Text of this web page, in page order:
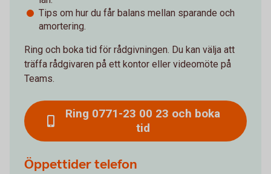
Tips om hur du får balans mellan sparande och
amortering.
Ring och boka tid för rådgivningen. Du kan välja att
träffa rådgivaren på ett kontor eller videomöte på
Teams.
Ring 0771-23 00 23 och boka
tid
Öppettider telefon